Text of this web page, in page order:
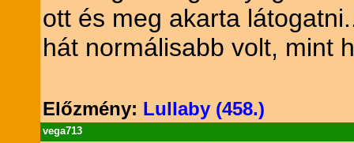
ott és meg akarta
hát normálisabb volt, mint
Előzmény: Lullaby (458.)
vega713